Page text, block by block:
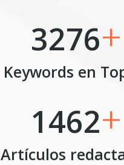
3276+
Keywords en
1462+
Artículos